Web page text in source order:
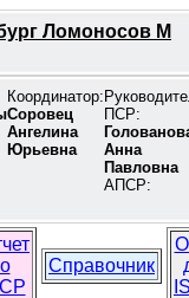
Ломоносов М
Координатор:
Соровец
Ангелина
Юрьевна
ПСР:
Анна
Павловна
АПСР:
о
Справочник